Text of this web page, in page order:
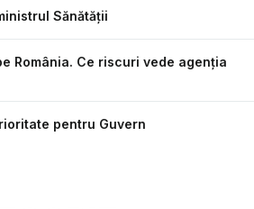
Sănătății
România. Ce riscuri vede agenția
pentru Guvern